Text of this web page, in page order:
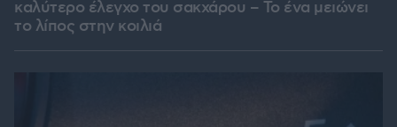
καλύτερο έλεγχο του σακχάρου – Το ένα μειώνει
το λίπος στην κοιλιά